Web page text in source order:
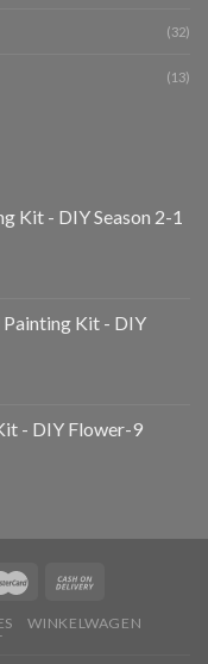
(32)
(13)
Kit - DIY Season 2-1
Painting Kit - DIY
- DIY Flower-9
WINKELWAGEN